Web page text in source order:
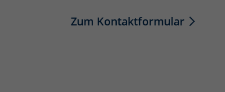
Zum Kontaktformular